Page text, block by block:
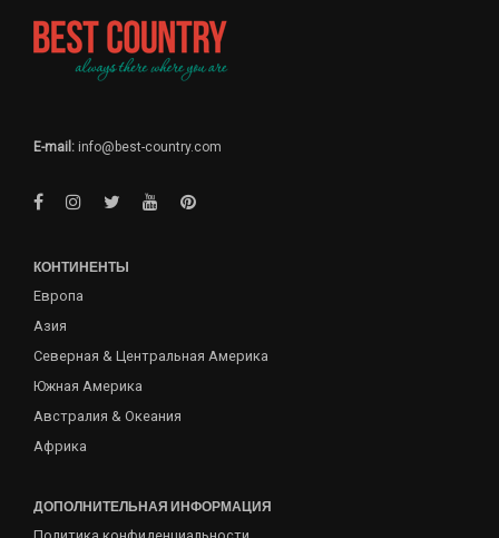
E-mail: info@best-country.com
КОНТИНЕНТЫ
Европа
Азия
Северная & Центральная Америка
Южная Америка
Австралия & Океания
Африка
ДОПОЛНИТЕЛЬНАЯ ИНФОРМАЦИЯ